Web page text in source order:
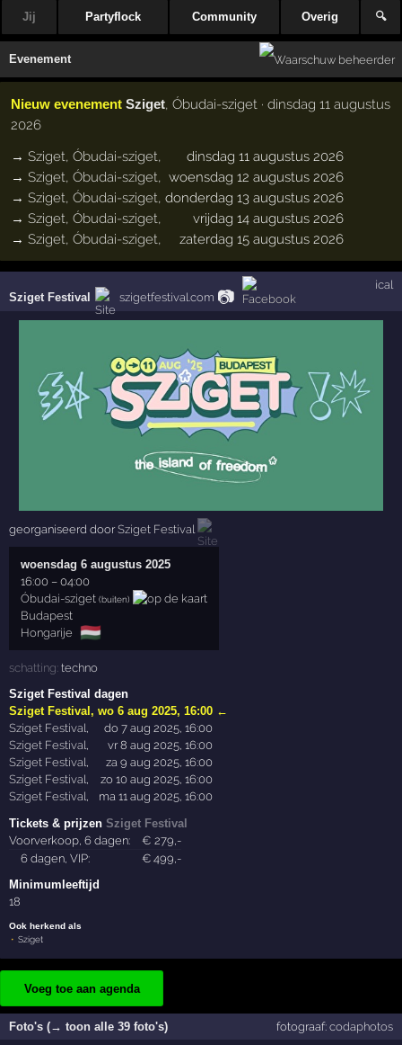
Jij Partyflock Community Overig 🔍
Evenement
Nieuw evenement Sziget, Óbudai-sziget · dinsdag 11 augustus
2026
→Sziget,Óbudai-sziget,
dinsdag 11 augustus 2026
→Sziget,Óbudai-sziget, woensdag 12 augustus 2026
→Sziget,Óbudai-sziget,donderdag 13 augustus 2026
→Sziget,Óbudai-sziget,
vrijdag 14 augustus 2026
→Sziget,Óbudai-sziget, zaterdag 15 augustus 2026
Sziget Festival szigetfestival.com 📷
ical
georganiseerd doorSziget Festival
woensdag 6 augustus 2025
16:00 –04:00
Óbudai-sziget (buiten)
Budapest
Hongarije
🇭🇺
schatting:techno
Sziget Festival dagen
Sziget Festival ,wo 6 aug 2025, 16:00 ←
Sziget Festival,
do 7 aug 2025, 16:00
Sziget Festival,
vr 8 aug 2025, 16:00
Sziget Festival,
za 9 aug 2025, 16:00
Sziget Festival,
zo 10 aug 2025, 16:00
Sziget Festival,
ma 11 aug 2025, 16:00
Tickets & prijzenSziget Festival
Voorverkoop, 6 dagen:
€ 279 ,-
6 dagen, VIP:
€499 ,-
Minimumleeftijd
18
Ook herkend als
Sziget
Voeg toe aan agenda
Foto's (→ toon alle 39 foto's) fotograaf: codaphotos